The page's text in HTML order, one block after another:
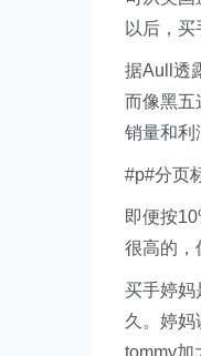
以后，
据Aull透
而像黑五
销量和利
#p#分页
即便按
很高的，
买手婷妈
久。婷妈
tommy加